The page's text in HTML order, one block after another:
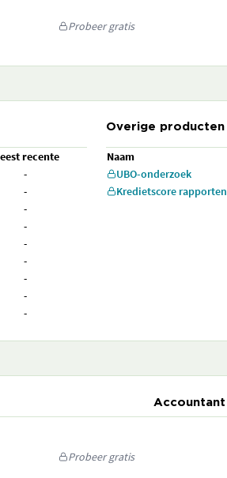
Probeer gratis
recente
-
-
-
-
-
-
-
-
-
Overige producten
Naam
UBO-onderzoek
Kredietscore rapporten
Accountant
Probeer gratis